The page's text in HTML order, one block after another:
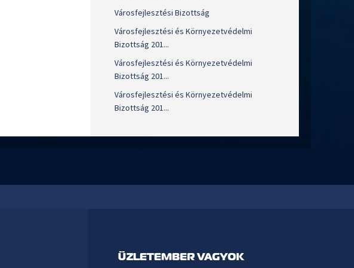
Városfejlesztési Bizottság
Városfejlesztési és Környezetvédelmi
Bizottság 201...
Városfejlesztési és Környezetvédelmi
Bizottság 201...
Városfejlesztési és Környezetvédelmi
Bizottság 201...
ÜZLETEMBER VAGYOK